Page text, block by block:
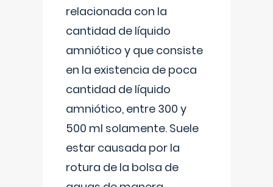
relacionada con la
cantidad de líquido
amniótico y que consiste
en la existencia de poca
cantidad de líquido
amniótico, entre 300 y
500 ml solamente. Suele
estar causada por la
rotura de la bolsa de